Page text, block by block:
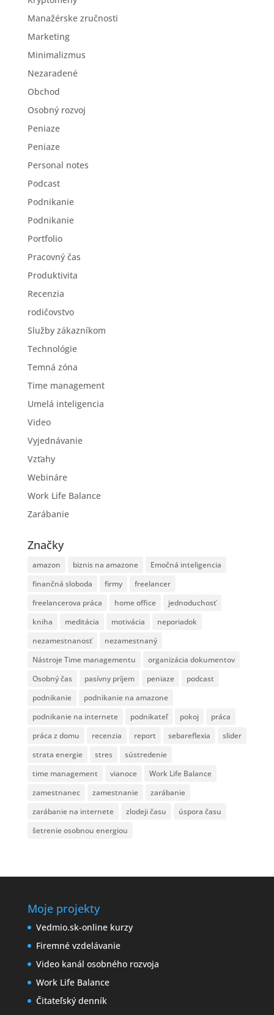
Manažérske zručnosti
Marketing
Minimalizmus
Nezaradené
Obchod
Osobný rozvoj
Peniaze
Peniaze
Personal notes
Podcast
Podnikanie
Podnikanie
Portfolio
Pracovný čas
Produktivita
Recenzia
rodičovstvo
Služby zákazníkom
Technológie
Temná zóna
Time management
Umelá inteligencia
Video
Vyjednávanie
Vzťahy
Webináre
Work Life Balance
Zarábanie
Značky
amazon biznis na amazone
Emočná inteligencia
finančná sloboda
firmy
freelancer
freelancerova práca
home office
jednoduchosť
kniha
meditácia motivácia
neporiadok
nezamestnanosť
nezamestnaný
Nástroje Time managementu
organizácia dokumentov
Osobný čas
pasívny príjem peniaze
podcast
podnikanie
podnikanie na amazone
podnikanie na internete
podnikateľ pokoj
práca
práca z domu
recenzia report sebareflexia
slider
strata energie
stres
sústredenie
time management
vianoce
Work Life Balance
zamestnanec
zamestnanie
zarábanie
zarábanie na internete
zlodeji času
úspora času
šetrenie osobnou energiou
Moje projekty
Vedmio.sk-online kurzy
Firemné vzdelávanie
Video kanál osobného rozvoja
Work Life Balance
Čitateľský denník